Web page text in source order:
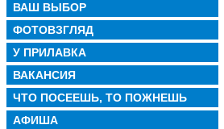
ВАШ ВЫБОР
ФОТОВЗГЛЯД
У ПРИЛАВКА
ВАКАНСИЯ
ЧТО ПОСЕЕШЬ, ТО ПОЖНЕШЬ
АФИША